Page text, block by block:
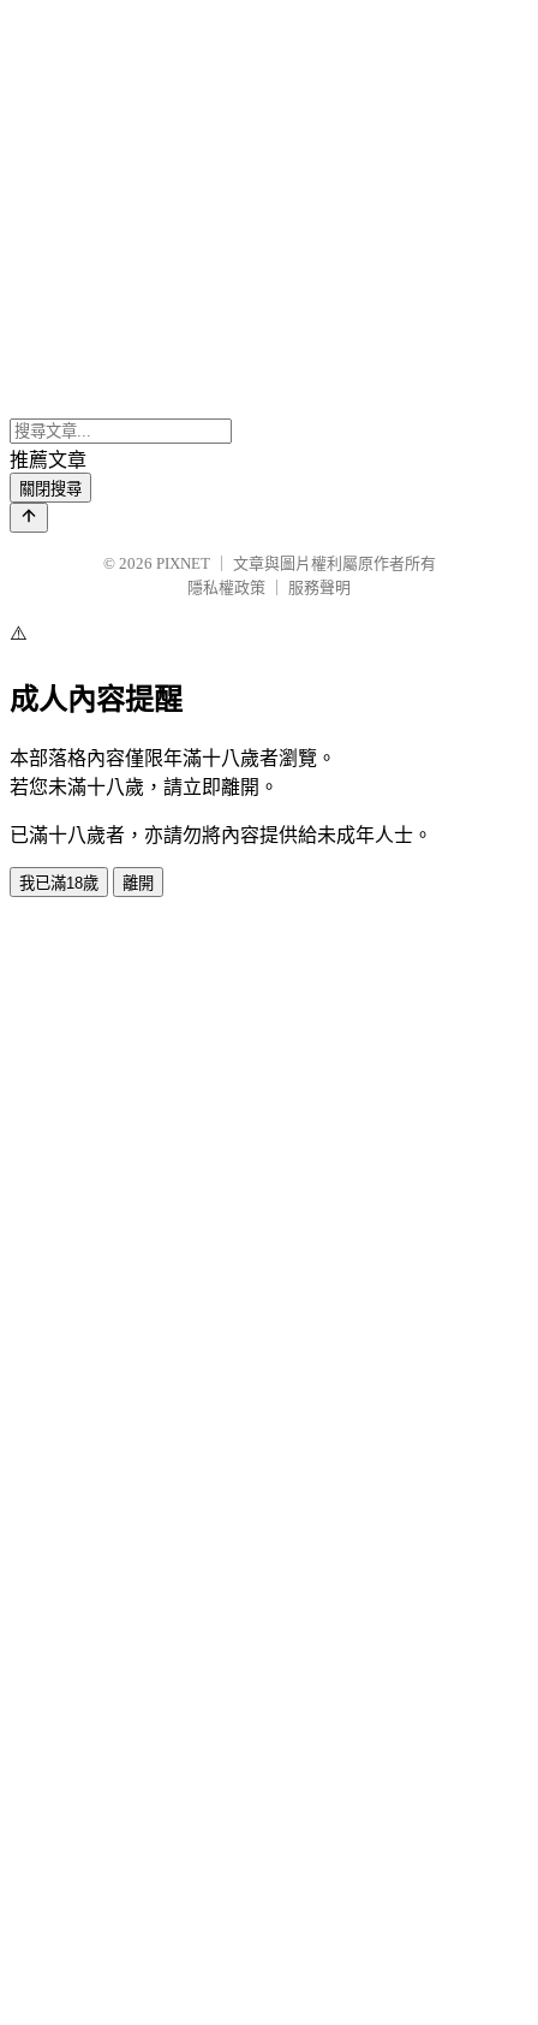
推薦文章
關閉搜尋
© 2026 PIXNET
文章與圖片權利屬原作者所有
隱私權政策
服務聲明
⚠️
成人內容提醒
本部落格內容僅限年滿十八歲者瀏覽。
若您未滿十八歲，請立即離開。
已滿十八歲者，亦請勿將內容提供給未成年人士。
我已滿18歲 離開